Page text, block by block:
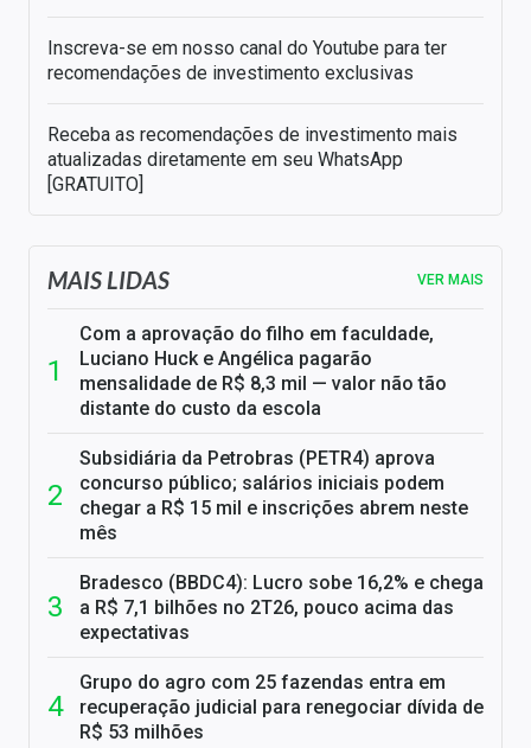
Inscreva-se em nosso canal do Youtube para ter
recomendações de investimento exclusivas
Receba as recomendações de investimento mais
atualizadas diretamente em seu WhatsApp
[GRATUITO]
MAIS LIDAS VER MAIS
Com a aprovação do filho em faculdade,
Luciano Huck e Angélica pagarão
mensalidade de R$ 8,3 mil — valor não tão
distante do custo da escola
Subsidiária da Petrobras (PETR4) aprova
concurso público; salários iniciais podem
chegar a R$ 15 mil e inscrições abrem neste
mês
Bradesco (BBDC4): Lucro sobe 16,2% e chega
a R$ 7,1 bilhões no 2T26, pouco acima das
expectativas
Grupo do agro com 25 fazendas entra em
recuperação judicial para renegociar dívida de
R$ 53 milhões